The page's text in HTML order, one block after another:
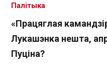
«Працяглая
Лукашэнка нешта,
Пуціна?
Палітыка